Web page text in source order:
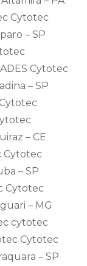
Cytotec
– SP
Cytotec
– SP
– CE
Cytotec
– SP
Cytotec
– MG
cytotec
Cytotec
– SP